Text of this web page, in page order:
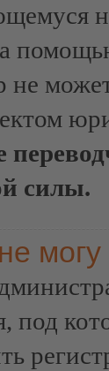
не
силы.
могу
под